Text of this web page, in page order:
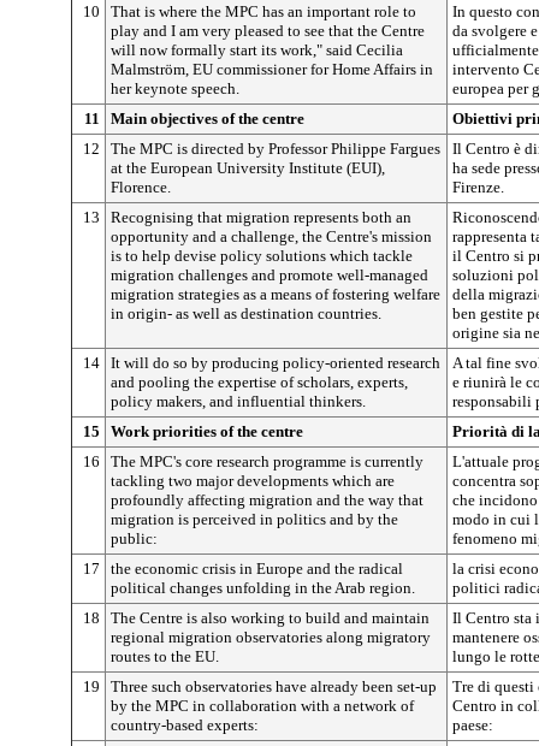
10
That is where the MPC has an important role to
play and I am very pleased to see that the Centre
will now formally start its work," said Cecilia
Malmström, EU commissioner for Home Affairs in
her keynote speech.
In questo
da svolgere
intervento
europea per
11
Main objectives of the centre
Obiettivi
12
The MPC is directed by Professor Philippe Fargues
at the European University Institute (EUI),
Florence.
Il Centro è
ha sede
Firenze.
13
Recognising that migration represents both an
opportunity and a challenge, the Centre's mission
is to help devise policy solutions which tackle
migration challenges and promote well-managed
migration strategies as a means of fostering welfare
in origin- as well as destination countries.
rappresenta
il Centro si
soluzioni
della
ben gestite
origine sia
14 It will do so by producing policy-oriented research
and pooling the expertise of scholars, experts,
policy makers, and influential thinkers.
A tal fine
e riunirà le
responsabili
15
Work priorities of the centre
Priorità di
16
The MPC's core research programme is currently
tackling two major developments which are
profoundly affecting migration and the way that
migration is perceived in politics and by the
public:
L'attuale
concentra
che
modo in cui
fenomeno
17
the economic crisis in Europe and the radical
political changes unfolding in the Arab region.
la crisi
politici
18
The Centre is also working to build and maintain
regional migration observatories along migratory
routes to the EU.
Il Centro sta
mantenere
lungo le
19
Three such observatories have already been set-up
by the MPC in collaboration with a network of
country-based experts:
Tre di questi
Centro in
paese: